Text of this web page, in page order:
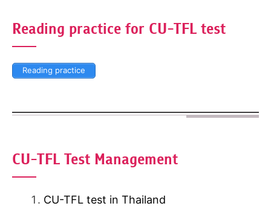
Reading practice for CU-TFL test
Reading practice
CU-TFL Test Management
CU-TFL test in Thailand